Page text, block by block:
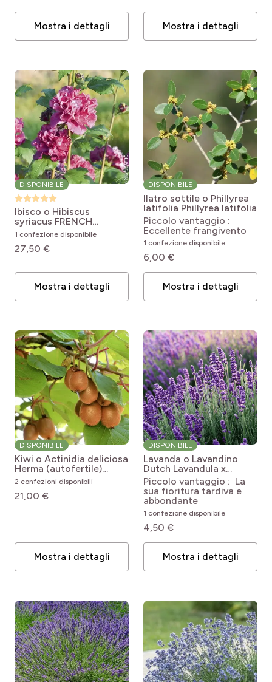
Mostra i dettagli Mostra i dettagli
DISPONIBILE
Ibisco o Hibiscus
syriacus FRENCH
CABARET Red Hibiscus
syriacus French Cabaret
Red® Mindour1
1 confezione disponibile
27,50 €
Mostra i dettagli
DISPONIBILE
Ilatro sottile o Phillyrea
latifolia Phillyrea latifolia
Piccolo vantaggio :
Eccellente frangivento
1 confezione disponibile
6,00 €
Mostra i dettagli
DISPONIBILE
Kiwi o Actinidia deliciosa
Herma (autofertile)
Actinidia chinensis
Herma
2 confezioni disponibili
21,00 €
Mostra i dettagli
DISPONIBILE
Lavanda o Lavandino
Dutch Lavandula x
intermedia Dutch Group
Piccolo vantaggio : La
sua fioritura tardiva e
abbondante
1 confezione disponibile
4,50 €
Mostra i dettagli